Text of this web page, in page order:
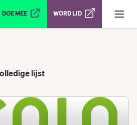
DOE MEE WORD LID
lijst